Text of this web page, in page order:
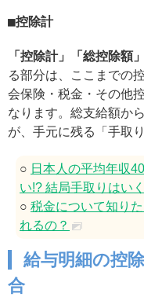
控除計
「控除計」「総控除額
る部分は、ここまでの
会保険・税金・その他
なります。総支給額か
が、手元に残る「手取
○ 日本人の平均年収
い!? 結局手取りはい
○ 税金について知り
れるの？
給与明細の控
合